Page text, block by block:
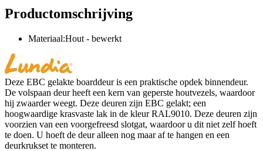
Productomschrijving
Materiaal:Hout - bewerkt
Deze EBC gelakte boarddeur is een praktische opdek binnendeur.
De volspaan deur heeft een kern van geperste houtvezels, waardoor
hij zwaarder weegt. Deze deuren zijn EBC gelakt; een
hoogwaardige krasvaste lak in de kleur RAL9010. Deze deuren zijn
voorzien van een voorgefreesd slotgat, waardoor u dit niet zelf hoeft
te doen. U hoeft de deur alleen nog maar af te hangen en een
deurkrukset te monteren.